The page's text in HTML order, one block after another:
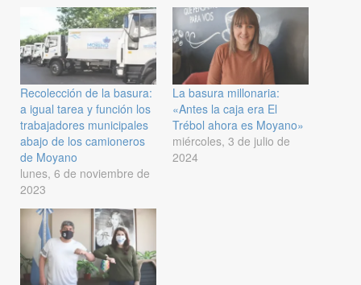
Recolección de la basura:
a igual tarea y función los
trabajadores municipales
abajo de los camioneros
de Moyano
lunes, 6 de noviembre de
2023
La basura millonaria:
«Antes la caja era El
Trébol ahora es Moyano»
miércoles, 3 de julio de
2024